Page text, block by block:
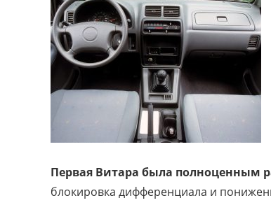
Первая Витара была
блокировка дифференциала и